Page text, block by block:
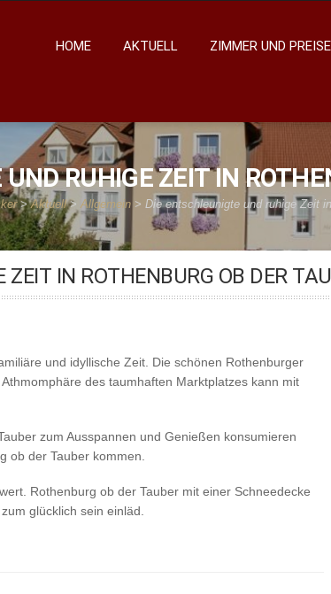
HOME AKTUELL ZIMMER UND PREISE
RUHIGE ZEIT IN
>Aktuell> Allgemein > Die entschleunigte und ruhige Zeit
IN ROTHENBURG OB DER
und idyllische Zeit. Die schönen Rothenburger
des taumhaften Marktplatzes kann mit
zum Ausspannen und Genießen konsumieren
ob der Tauber kommen.
Rothenburg ob der Tauber mit einer Schneedecke
glücklich sein einläd.